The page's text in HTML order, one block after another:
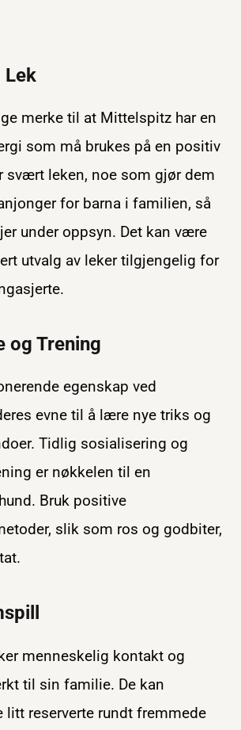
Lek
merke til at Mittelspitz har en
som må brukes på en positiv
svært leken, noe som gjør dem
for barna i familien, så
under oppsyn. Det kan være
utvalg av leker tilgjengelig for
og Trening
egenskap ved
evne til å lære nye triks og
Tidlig sosialisering og
er nøkkelen til en
Bruk positive
slik som ros og godbiter,
menneskelig kontakt og
til sin familie. De kan
reserverte rundt fremmede